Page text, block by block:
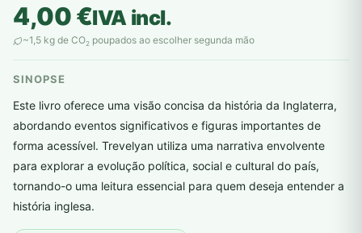
4,00€IVA incl.
~1,5 kg de CO2 poupados ao escolher segunda mão
SINOPSE
Este livro oferece uma visão concisa da história da Inglaterra,
abordando eventos significativos e figuras importantes de
forma acessível. Trevelyan utiliza uma narrativa envolvente
para explorar a evolução política, social e cultural do país,
tornando-o uma leitura essencial para quem deseja entender a
história inglesa.
plantar árvores reais